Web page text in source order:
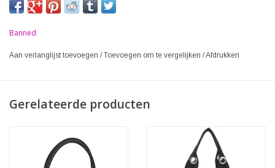
Banned
Aan verlanglijst toevoegen /Toevoegen om te vergelijken /Afdrukken
Gerelateerde producten